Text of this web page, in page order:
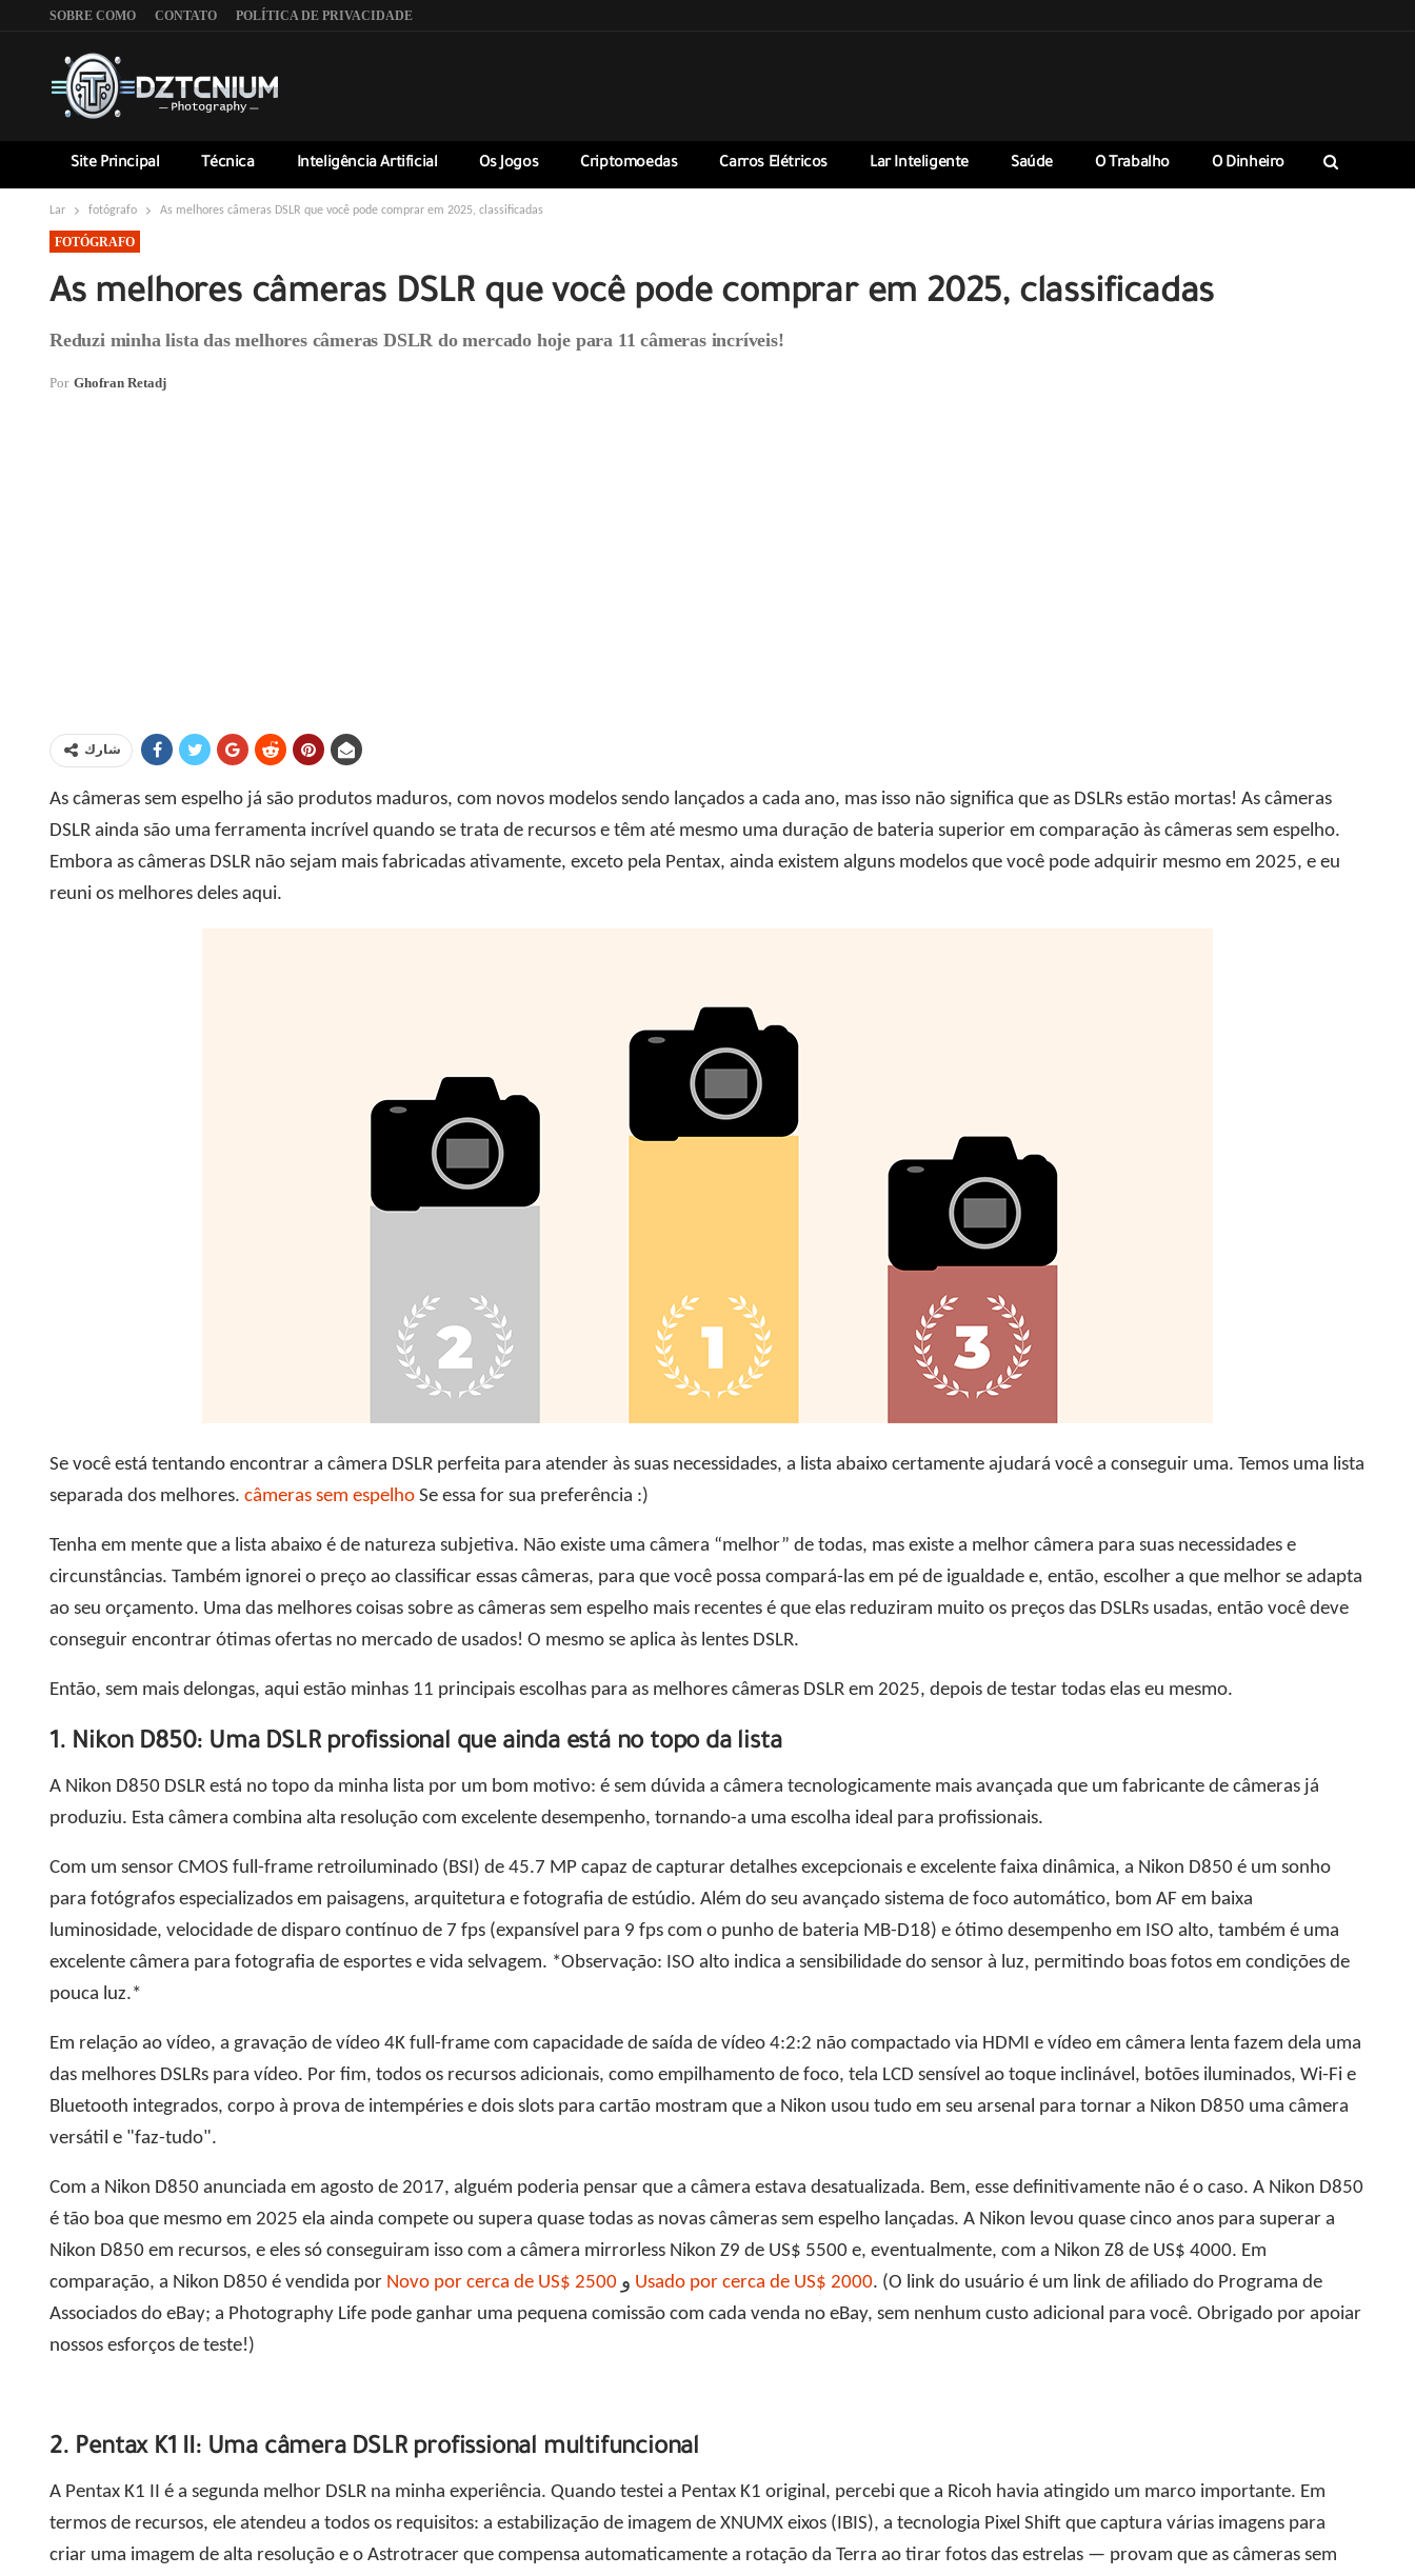
SOBRE COMO CONTATO POLÍTICA DE PRIVACIDADE
Site Principal Técnica Inteligência Artificial Os Jogos Criptomoedas Carros Elétricos Lar Inteligente Saúde O Trabalho O Dinheiro
Lar fotógrafo As melhores câmeras DSLR que você pode comprar em 2025, classificadas
FOTÓGRAFO
As melhores câmeras DSLR que você pode comprar em 2025, classificadas
Reduzi minha lista das melhores câmeras DSLR do mercado hoje para 11 câmeras incríveis!
Por Ghofran Retadj
شارك
As câmeras sem espelho já são produtos maduros, com novos modelos sendo lançados a cada ano, mas isso não significa que as DSLRs estão mortas! As câmeras
DSLR ainda são uma ferramenta incrível quando se trata de recursos e têm até mesmo uma duração de bateria superior em comparação às câmeras sem espelho.
Embora as câmeras DSLR não sejam mais fabricadas ativamente, exceto pela Pentax, ainda existem alguns modelos que você pode adquirir mesmo em 2025, e eu
reuni os melhores deles aqui.
Se você está tentando encontrar a câmera DSLR perfeita para atender às suas necessidades, a lista abaixo certamente ajudará você a conseguir uma. Temos uma lista
separada dos melhores. câmeras sem espelho Se essa for sua preferência :)
Tenha em mente que a lista abaixo é de natureza subjetiva. Não existe uma câmera “melhor” de todas, mas existe a melhor câmera para suas necessidades e
circunstâncias. Também ignorei o preço ao classificar essas câmeras, para que você possa compará-las em pé de igualdade e, então, escolher a que melhor se adapta
ao seu orçamento. Uma das melhores coisas sobre as câmeras sem espelho mais recentes é que elas reduziram muito os preços das DSLRs usadas, então você deve
conseguir encontrar ótimas ofertas no mercado de usados! O mesmo se aplica às lentes DSLR.
Então, sem mais delongas, aqui estão minhas 11 principais escolhas para as melhores câmeras DSLR em 2025, depois de testar todas elas eu mesmo.
1. Nikon D850: Uma DSLR profissional que ainda está no topo da lista
A Nikon D850 DSLR está no topo da minha lista por um bom motivo: é sem dúvida a câmera tecnologicamente mais avançada que um fabricante de câmeras já
produziu. Esta câmera combina alta resolução com excelente desempenho, tornando-a uma escolha ideal para profissionais.
Com um sensor CMOS full-frame retroiluminado (BSI) de 45.7 MP capaz de capturar detalhes excepcionais e excelente faixa dinâmica, a Nikon D850 é um sonho
para fotógrafos especializados em paisagens, arquitetura e fotografia de estúdio. Além do seu avançado sistema de foco automático, bom AF em baixa
luminosidade, velocidade de disparo contínuo de 7 fps (expansível para 9 fps com o punho de bateria MB-D18) e ótimo desempenho em ISO alto, também é uma
excelente câmera para fotografia de esportes e vida selvagem. *Observação: ISO alto indica a sensibilidade do sensor à luz, permitindo boas fotos em condições de
pouca luz.*
Em relação ao vídeo, a gravação de vídeo 4K full-frame com capacidade de saída de vídeo 4:2:2 não compactado via HDMI e vídeo em câmera lenta fazem dela uma
das melhores DSLRs para vídeo. Por fim, todos os recursos adicionais, como empilhamento de foco, tela LCD sensível ao toque inclinável, botões iluminados, Wi-Fi e
Bluetooth integrados, corpo à prova de intempéries e dois slots para cartão mostram que a Nikon usou tudo em seu arsenal para tornar a Nikon D850 uma câmera
versátil e "faz-tudo".
Com a Nikon D850 anunciada em agosto de 2017, alguém poderia pensar que a câmera estava desatualizada. Bem, esse definitivamente não é o caso. A Nikon D850
é tão boa que mesmo em 2025 ela ainda compete ou supera quase todas as novas câmeras sem espelho lançadas. A Nikon levou quase cinco anos para superar a
Nikon D850 em recursos, e eles só conseguiram isso com a câmera mirrorless Nikon Z9 de US$ 5500 e, eventualmente, com a Nikon Z8 de US$ 4000. Em
comparação, a Nikon D850 é vendida por Novo por cerca de US$ 2500 Usado por cerca de US$ 2000. (O link do usuário é um link de afiliado do Programa de
Associados do eBay; a Photography Life pode ganhar uma pequena comissão com cada venda no eBay, sem nenhum custo adicional para você. Obrigado por apoiar
nossos esforços de teste!)
2. Pentax K1 II: Uma câmera DSLR profissional multifuncional
A Pentax K1 II é a segunda melhor DSLR na minha experiência. Quando testei a Pentax K1 original, percebi que a Ricoh havia atingido um marco importante. Em
termos de recursos, ele atendeu a todos os requisitos: a estabilização de imagem de XNUMX eixos (IBIS), a tecnologia Pixel Shift que captura várias imagens para
criar uma imagem de alta resolução e o Astrotracer que compensa automaticamente a rotação da Terra ao tirar fotos das estrelas — provam que as câmeras sem